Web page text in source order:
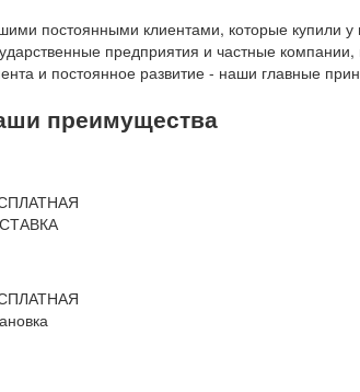
постоянными клиентами, которые купили
предприятия и частные
и постоянное развитие - наши главные
преимущества